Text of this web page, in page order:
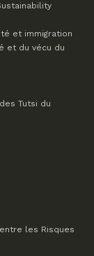
et immigration
et du vécu du
Tutsi du
les Risques